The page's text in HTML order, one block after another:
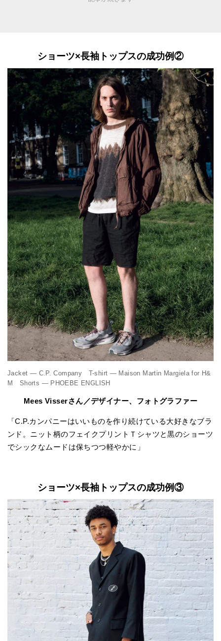
ショーツ×長袖トップスの成功例②
Jacket — C.P. Company T-shirt — Maison Martin Margiela for H&
M Shorts — PHOEBE ENGLISH
Mees Visserさん／デザイナー、フォトグラファー
「C.P.カンパニーはいいものを作り続けている大好きなブラ
ンド。ニット柄のフェイクプリントＴシャツと黒のショーツ
でシックなムードは保ちつつ軽やかに」
ショーツ×長袖トップスの成功例③